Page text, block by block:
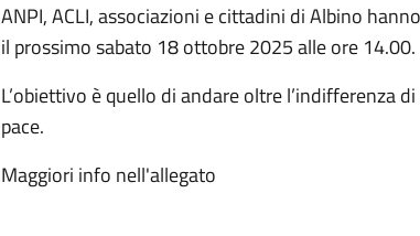
ANPI, ACLI, associazioni e cittadini di Albino
il prossimo sabato 18 ottobre 2025 alle ore 14.00.
L’obiettivo è quello di andare oltre l’indifferenza
pace.
Maggiori info nell'allegato